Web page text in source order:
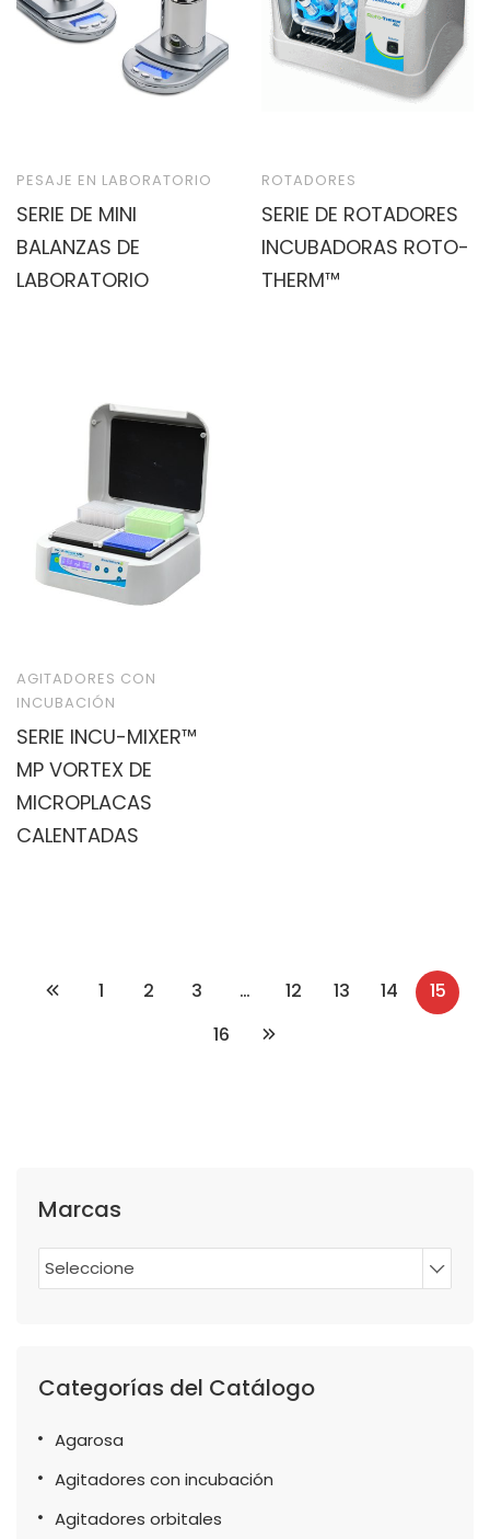
PESAJE EN LABORATORIO
SERIE DE MINI
BALANZAS DE
LABORATORIO
ROTADORES
SERIE DE ROTADORES
INCUBADORAS ROTO-
THERM™
AGITADORES CON
INCUBACIÓN
SERIE INCU-MIXER™
MP VORTEX DE
MICROPLACAS
CALENTADAS
1 2 3 … 12 13 14
15
16
Marcas
Seleccione
Categorías del Catálogo
Agarosa
Agitadores con incubación
Agitadores orbitales